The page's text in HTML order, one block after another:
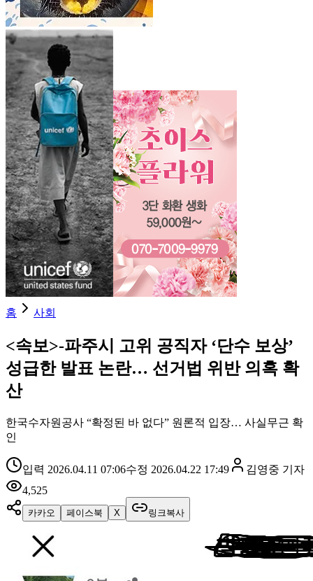
홈 사회
<속보>-파주시 고위 공직자 ‘단수 보상’
성급한 발표 논란… 선거법 위반 의혹 확
산
한국수자원공사 “확정된 바 없다” 원론적 입장… 사실무근 확
인
입력 2026.04.11 07:06수정 2026.04.22 17:49 김영중 기자
4,525
카카오 페이스북 X 링크복사